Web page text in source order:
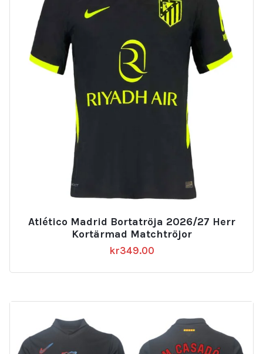
Atlético Madrid Bortatröja 2026/27 Herr
Kortärmad Matchtröjor
kr349.00